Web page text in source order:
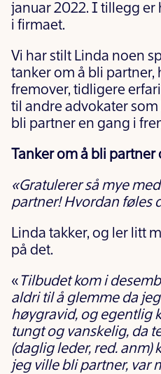
januar 2022. I tillegg er
i firmaet.
Vi har stilt Linda noen
tanker om å bli partner,
fremover, tidligere
til andre advokater
bli partner en gang i
Tanker om å bli
«Gratulerer så mye
partner! Hvordan føles
Linda takker, og ler litt
på det.
« Tilbudet kom i
aldri til å glemme da
høygravid, og egentlig
tungt og vanskelig, da
(daglig leder, red. anm)
jeg ville bli partner, var